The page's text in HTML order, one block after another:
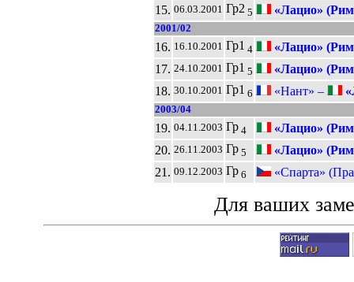
15. 06.03.2001 Гр25 «Лацио»
2001/02
16. 16.10.2001 Гр1 4
«Лацио»
17. 24.10.2001 Гр1 5
«Лацио»
18. 30.10.2001 Гр1 6 «Нант» –
2003/04
19. 04.11.2003 Гр4
«Лацио»
20. 26.11.2003 Гр5
«Лацио»
21. 09.12.2003 Гр6 «Спарта»
Для ваших